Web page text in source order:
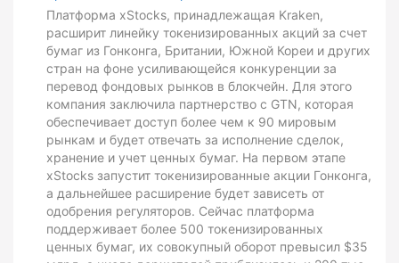
Платформа xStocks, принадлежащая Kraken,
расширит линейку токенизированных акций за счет
бумаг из Гонконга, Британии, Южной Кореи и других
стран на фоне усиливающейся конкуренции за
перевод фондовых рынков в блокчейн. Для этого
компания заключила партнерство с GTN, которая
обеспечивает доступ более чем к 90 мировым
рынкам и будет отвечать за исполнение сделок,
хранение и учет ценных бумаг. На первом этапе
xStocks запустит токенизированные акции Гонконга,
а дальнейшее расширение будет зависеть от
одобрения регуляторов. Сейчас платформа
поддерживает более 500 токенизированных
ценных бумаг, их совокупный оборот превысил $35